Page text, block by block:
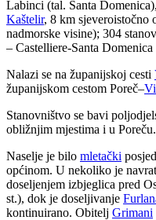
Labinci (tal. Santa
Kaštelir, 8 km sjeveroistočno
nadmorske visine); 304
– Castelliere-Santa Domenica
Nalazi se na županijskoj cesti
županijskom cestom Poreč–
Stanovništvo se bavi
obližnjim mjestima i u Poreču.
Naselje je bilo mletački
općinom. U nekoliko je
doseljenjem izbjeglica pred
st.), dok je doseljivanje
kontinuirano. Obitelj Grimani